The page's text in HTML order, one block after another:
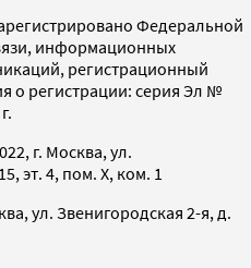
Федеральной
информационных
регистрационный
о регистрации: серия Эл №
г. Москва, ул.
эт. 4, пом. X, ком. 1
ул. Звенигородская 2-я, д.